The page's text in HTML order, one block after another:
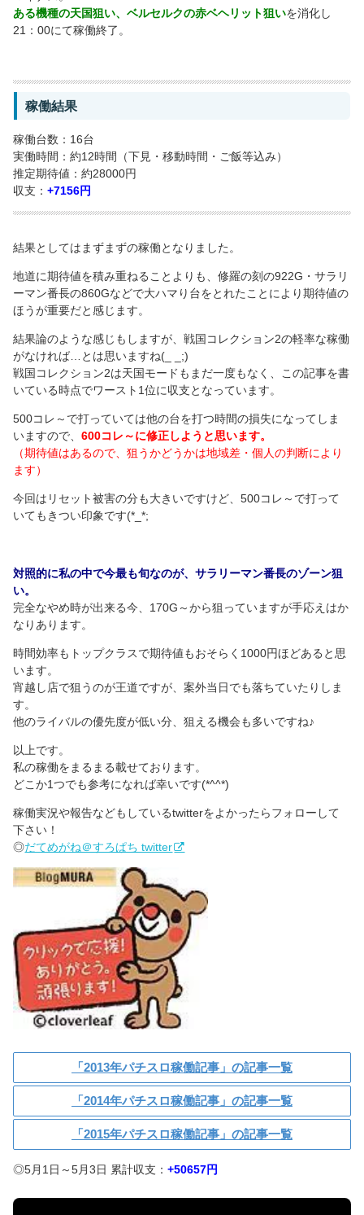
ある機種の天国狙い、ベルセルクの赤ベヘリット狙いを消化し
21：00にて稼働終了。
稼働結果
稼働台数：16台
実働時間：約12時間（下見・移動時間・ご飯等込み）
推定期待値：約28000円
収支：+7156円
結果としてはまずまずの稼働となりました。
地道に期待値を積み重ねることよりも、修羅の刻の922G・サラリ
ーマン番長の860Gなどで大ハマり台をとれたことにより期待値の
ほうが重要だと感じます。
結果論のような感じもしますが、戦国コレクション2の軽率な稼働
がなければ…とは思いますね(_ _;)
戦国コレクション2は天国モードもまだ一度もなく、この記事を書
いている時点でワースト1位に収支となっています。
500コレ～で打っていては他の台を打つ時間の損失になってしま
いますので、600コレ～に修正しようと思います。
（期待値はあるので、狙うかどうかは地域差・個人の判断により
ます）
今回はリセット被害の分も大きいですけど、500コレ～で打って
いてもきつい印象です(*_*;
対照的に私の中で今最も旬なのが、サラリーマン番長のゾーン狙
い。
完全なやめ時が出来る今、170G～から狙っていますが手応えはか
なりあります。
時間効率もトップクラスで期待値もおそらく1000円ほどあると思
います。
宵越し店で狙うのが王道ですが、案外当日でも落ちていたりしま
す。
他のライバルの優先度が低い分、狙える機会も多いですね♪
以上です。
私の稼働をまるまる載せております。
どこか1つでも参考になれば幸いです(*^^*)
稼働実況や報告などもしているtwitterをよかったらフォローして
下さい！
◎だてめがね＠すろぱち twitter
「2013年パチスロ稼働記事」の記事一覧
「2014年パチスロ稼働記事」の記事一覧
「2015年パチスロ稼働記事」の記事一覧
◎5月1日～5月3日 累計収支：+50657円